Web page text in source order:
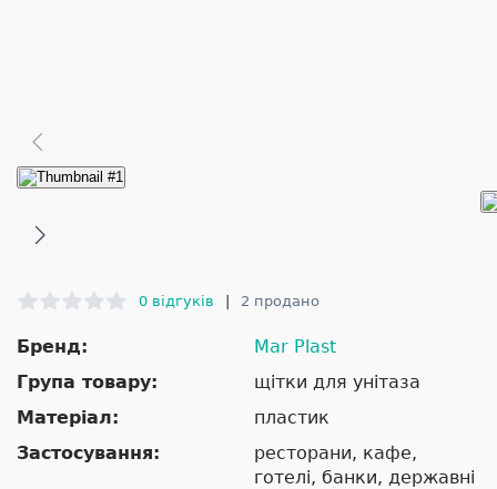
0 відгуків 2 продано
Бренд:
Mar Plast
Група товару:
щітки для унітаза
Матеріал:
пластик
Застосування:
ресторани, кафе,
готелі, банки, державні